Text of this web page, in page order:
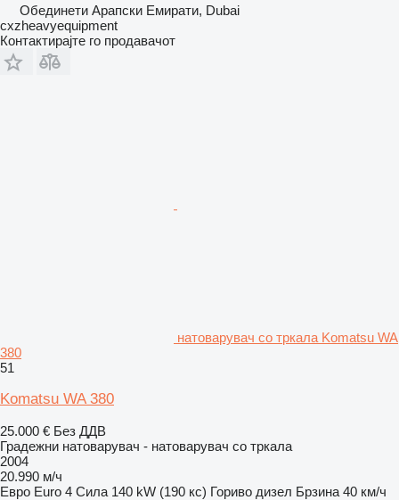
Обединети Арапски Емирати, Dubai
cxzheavyequipment
Контактирајте го продавачот
натоварувач со тркала Komatsu WA
380
51
Komatsu WA 380
25.000 € Без ДДВ
Градежни натоварувач - натоварувач со тркала
2004
20.990 м/ч
Евро Euro 4 Сила 140 kW (190 кс) Гориво дизел Брзина 40 км/ч